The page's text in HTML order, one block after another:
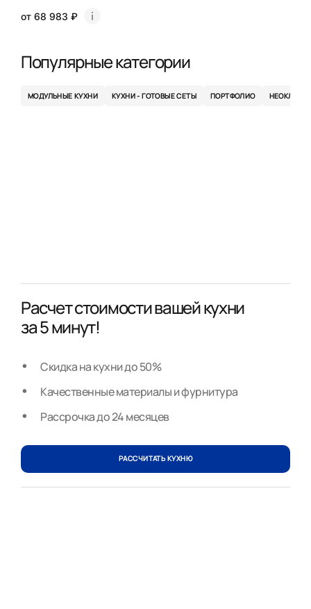
от 68 983 ₽
Популярные категории
МОДУЛЬНЫЕ КУХНИ КУХНИ - ГОТОВЫЕ СЕТЫ ПОРТФОЛИО
Расчет стоимости вашей кухни
за 5 минут!
Скидка на кухни до 50%
Качественные материалы и фурнитура
Рассрочка до 24 месяцев
РАССЧИТАТЬ КУХНЮ